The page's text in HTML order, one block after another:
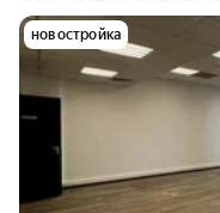
новостройка